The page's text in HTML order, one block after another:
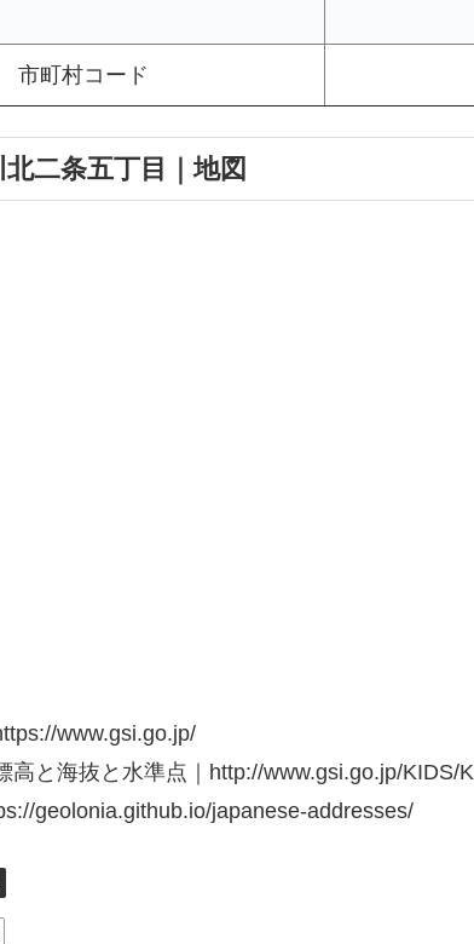
市町村コード
二条五丁目｜地図
www.gsi.go.jp/
高と海抜と水準点｜http://www.gsi.go.jp/KIDS/
geolonia.github.io/japanese-addresses/